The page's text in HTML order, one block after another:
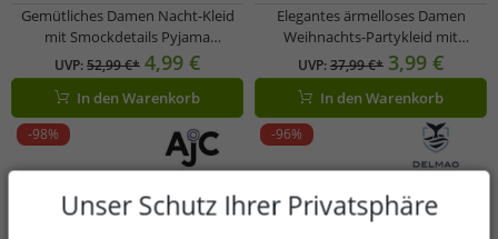
Gemütliches Damen Nacht-Kleid
mit Smockdetails Pyjama
Nachthemd Baumwoll-Kleid
912155 Rot
UVP:52,99 €* 4,99 €
In den Warenkorb
Elegantes ärmelloses Damen
Weihnachts-Partykleid mit
festlichem Print und ausgestelltem
Rock 967618 beige/schwarz/rot
UVP:37,99 €* 3,99 €
In den Warenkorb
-98% -96%
Unser Schutz Ihrer Privatsphäre